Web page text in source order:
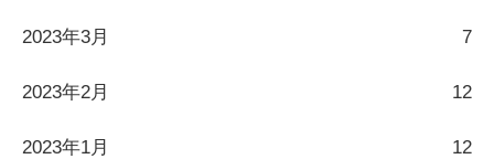
2023年3月 7
2023年2月 12
2023年1月 12